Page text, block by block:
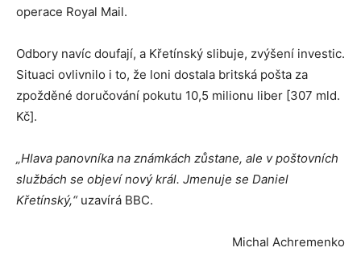
operace Royal Mail.
Odbory navíc doufají, a Křetínský slibuje, zvýšení investic.
Situaci ovlivnilo i to, že loni dostala britská pošta za
zpožděné doručování pokutu 10,5 milionu liber [307 mld.
Kč].
„Hlava panovníka na známkách zůstane, ale v poštovních
službách se objeví nový král. Jmenuje se Daniel
Křetínský,“uzavírá BBC.
Michal Achremenko